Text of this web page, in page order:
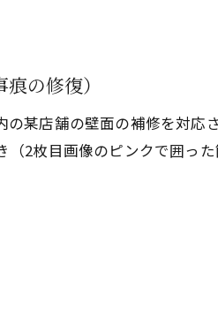
の修復）
の某店舗の壁面の補修を対応
（2枚目画像のピンクで囲っ